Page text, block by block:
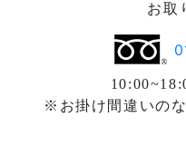
お取
※お掛け間違いの